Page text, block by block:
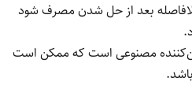
مخصوص داده شود و فاصله حداقل
خطرناک باشد و باعث